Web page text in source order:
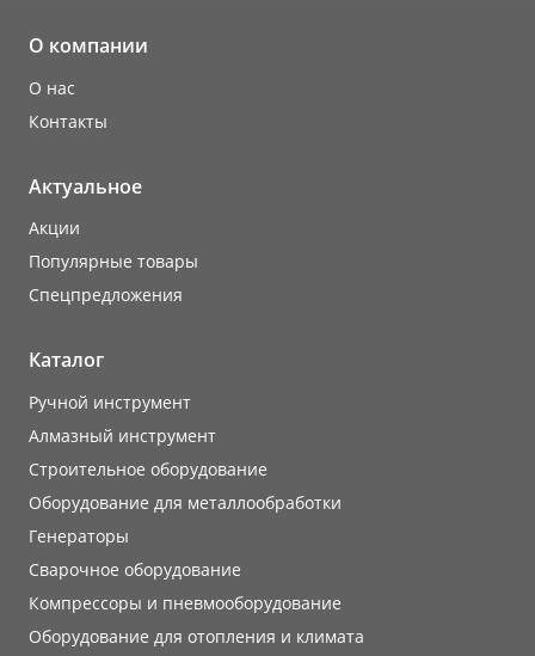
О компании
О нас
Контакты
Актуальное
Акции
Популярные товары
Cпецпредложения
Каталог
Ручной инструмент
Алмазный инструмент
Строительное оборудование
Оборудование для металлообработки
Генераторы
Сварочное оборудование
Компрессоры и пневмооборудование
Оборудование для отопления и климата